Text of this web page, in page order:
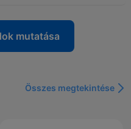
mutatása
Összes megtekintése